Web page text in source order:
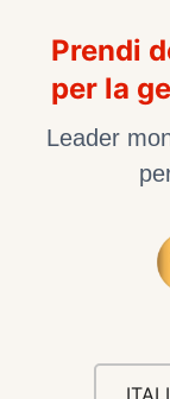
Prendi
per la
Leader